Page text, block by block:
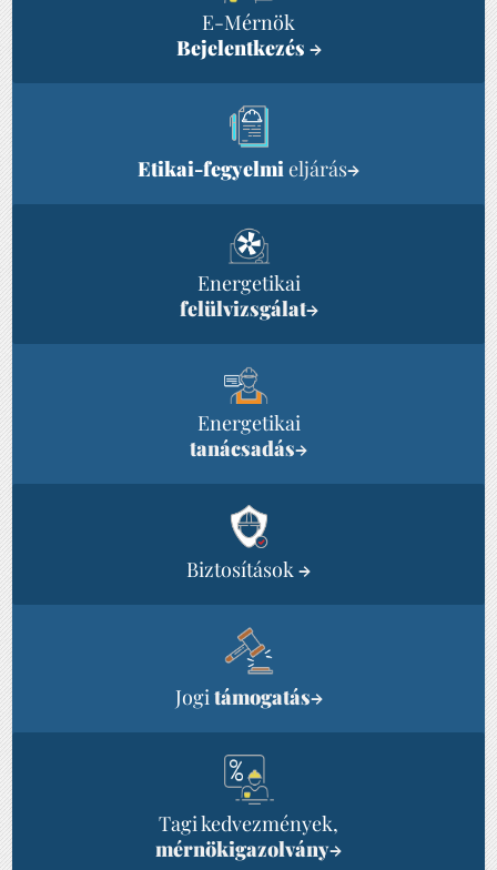
E-Mérnök
Bejelentkezés →
Etikai-fegyelmieljárás→
Energetikai
felülvizsgálat→
Energetikai
tanácsadás→
Biztosítások→
Jogitámogatás→
Tagi kedvezmények,
mérnökigazolvány→